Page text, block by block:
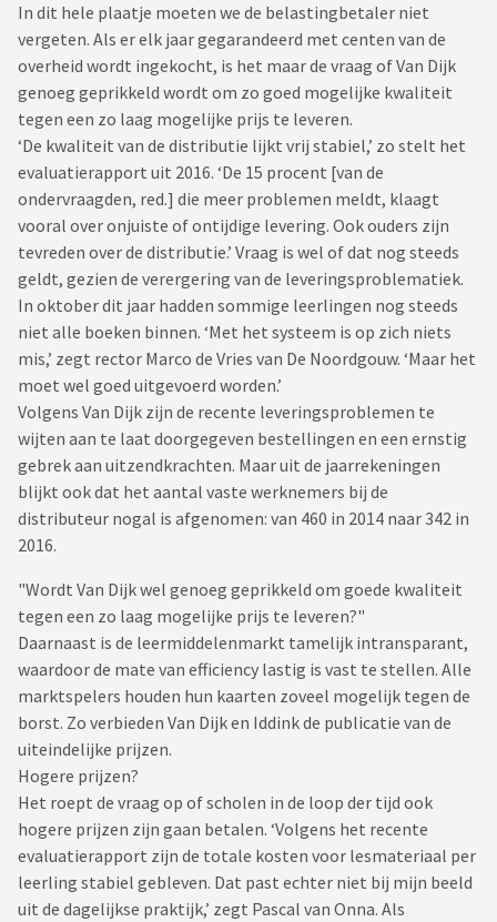
In dit hele plaatje moeten we de belastingbetaler niet
vergeten. Als er elk jaar gegarandeerd met centen van de
overheid wordt ingekocht, is het maar de vraag of Van Dijk
genoeg geprikkeld wordt om zo goed mogelijke kwaliteit
tegen een zo laag mogelijke prijs te leveren.
‘De kwaliteit van de distributie lijkt vrij stabiel,’ zo stelt het
evaluatierapport uit 2016. ‘De 15 procent [van de
ondervraagden, red.] die meer problemen meldt, klaagt
vooral over onjuiste of ontijdige levering. Ook ouders zijn
tevreden over de distributie.’ Vraag is wel of dat nog steeds
geldt, gezien de verergering van de leveringsproblematiek.
In oktober dit jaar hadden sommige leerlingen nog steeds
niet alle boeken binnen. ‘Met het systeem is op zich niets
mis,’ zegt rector Marco de Vries van De Noordgouw. ‘Maar het
moet wel goed uitgevoerd worden.’
Volgens Van Dijk zijn de recente leveringsproblemen te
wijten aan te laat doorgegeven bestellingen en een ernstig
gebrek aan uitzendkrachten. Maar uit de jaarrekeningen
blijkt ook dat het aantal vaste werknemers bij de
distributeur nogal is afgenomen: van 460 in 2014 naar 342 in
2016.
"Wordt Van Dijk wel genoeg geprikkeld om goede kwaliteit
tegen een zo laag mogelijke prijs te leveren?"
Daarnaast is de leermiddelenmarkt tamelijk intransparant,
waardoor de mate van efficiency lastig is vast te stellen. Alle
marktspelers houden hun kaarten zoveel mogelijk tegen de
borst. Zo verbieden Van Dijk en Iddink de publicatie van de
uiteindelijke prijzen.
Hogere prijzen?
Het roept de vraag op of scholen in de loop der tijd ook
hogere prijzen zijn gaan betalen. ‘Volgens het recente
evaluatierapport zijn de totale kosten voor lesmateriaal per
leerling stabiel gebleven. Dat past echter niet bij mijn beeld
uit de dagelijkse praktijk,’ zegt Pascal van Onna. Als